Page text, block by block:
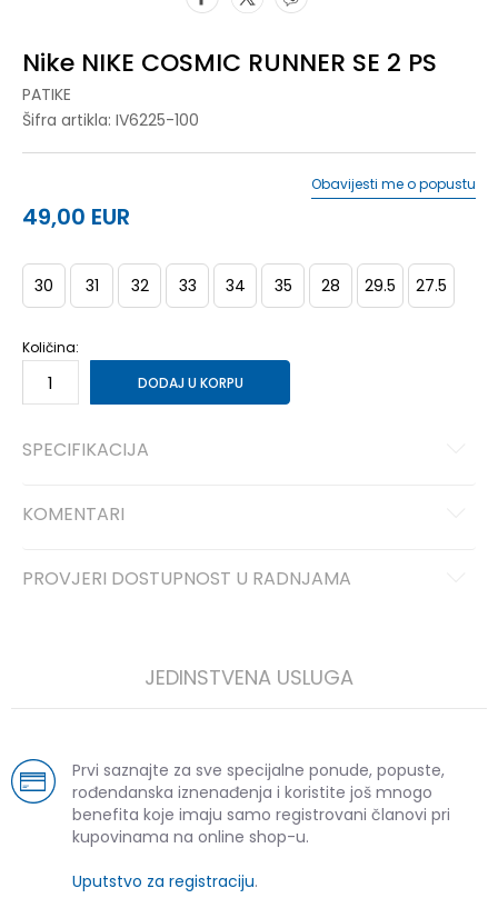
Nike NIKE COSMIC RUNNER SE 2 PS
PATIKE
Šifra artikla: IV6225-100
49,00 EUR
Obavijesti me o popustu
30 31 32 33 34 35 28 29.5 27.5
Količina:
DODAJ U KORPU
SPECIFIKACIJA
KOMENTARI
PROVJERI DOSTUPNOST U RADNJAMA
JEDINSTVENA USLUGA
Prvi saznajte za sve specijalne ponude, popuste,
rođendanska iznenađenja i koristite još mnogo
benefita koje imaju samo registrovani članovi pri
kupovinama na online shop-u.
Uputstvo za registraciju.